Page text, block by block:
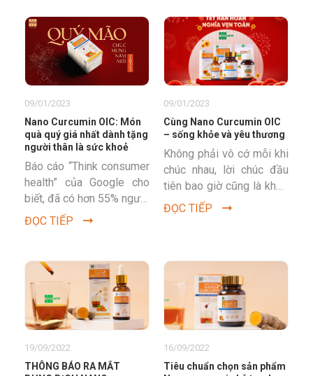
09/01/2023
Nano Curcumin OIC: Món
quà quý giá nhất dành tặng
người thân là sức khoẻ
Báo cáo “Think consumer
health” của Google cho
biết, đã có hơn 55% người
Việt lựa chọn những món
quà sức khỏe để biếu
ĐỌC TIẾP
09/01/2023
Cùng Nano Curcumin OIC
– sống khỏe và yêu thương
Không phải vô cớ mỗi khi
chúc nhau, lời chúc đầu
tiên bao giờ cũng là khỏe
mạnh, rồi mới đến thịnh
vượng, phát tài,...
ĐỌC TIẾP
19/09/2022
THÔNG BÁO RA MẮT
16/09/2022
Tiêu chuẩn chọn sản phẩm